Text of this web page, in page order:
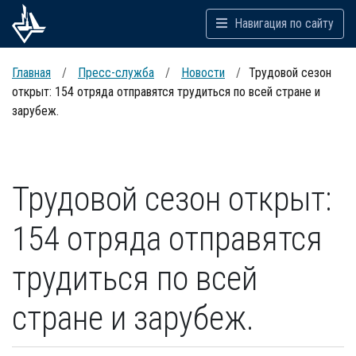
Навигация по сайту
Главная Пресс-служба Новости
Трудовой сезон
открыт: 154 отряда отправятся трудиться по всей стране и
зарубеж.
Трудовой сезон открыт:
154 отряда отправятся
трудиться по всей
стране и зарубеж.